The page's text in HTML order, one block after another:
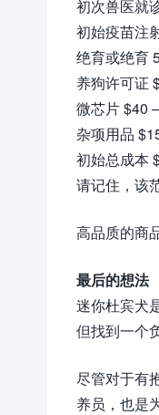
初次兽医就
初始疫苗注
绝育或绝育
养狗许可证
微芯片 $40
杂项用品
初始总成本
请记住，该
高品质的商
最后的想法
迷你杜宾犬
但找到一个
尽管对于有
养员，也是